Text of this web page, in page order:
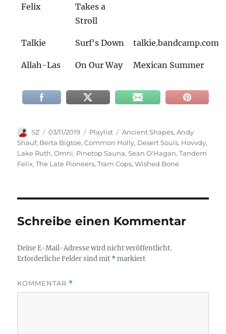
Felix
Takes a
Stroll
Talkie Surf's Down talkie.bandcamp.com
Allah-Las On Our Way Mexican Summer
Autor
SZ
Veröffentlicht
am
03/11/2019 Kategorien
Playlist Schlagwörter
Ancient Shapes,Andy
Shauf, Berta Bigtoe,Common Holly, Desert Souls, Hovvdy,
Lake Ruth,Omni, Pinetop Sauna,Sean O'Hagan,Tandem
Felix,The Late Pioneers,Tram Cops,Wished Bone
Schreibe einen Kommentar
Deine E-Mail-Adresse wird nicht veröffentlicht.
Erforderliche Felder sind mit *markiert
KOMMENTAR *